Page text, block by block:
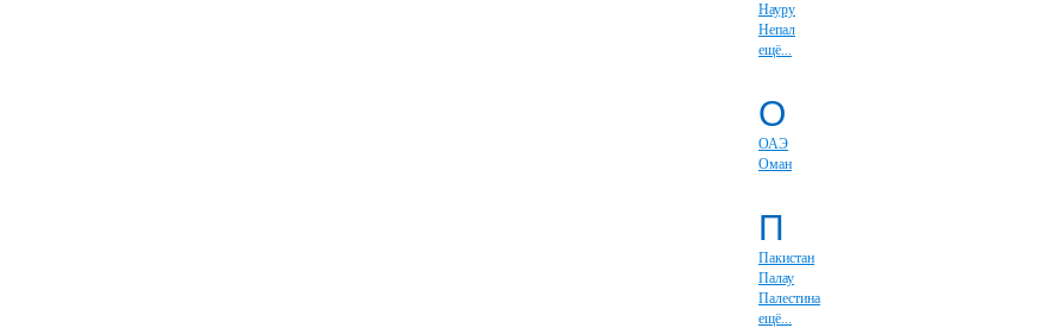
Науру
Непал
ещё...
О
ОАЭ
Оман
П
Пакистан
Палау
Палестина
ещё...